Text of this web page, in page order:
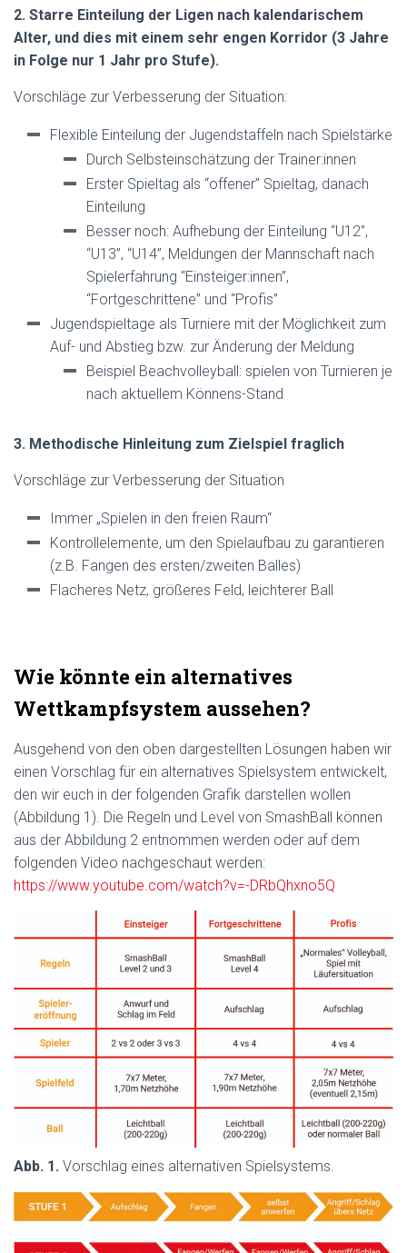
2. Starre Einteilung der Ligen nach kalendarischem
Alter, und dies mit einem sehr engen Korridor (3 Jahre
in Folge nur 1 Jahr pro Stufe).
Vorschläge zur Verbesserung der Situation:
Flexible Einteilung der Jugendstaffeln nach Spielstärke
Durch Selbsteinschätzung der Trainer:innen
Erster Spieltag als “offener” Spieltag, danach
Einteilung
Besser noch: Aufhebung der Einteilung “U12”,
“U13”, “U14”, Meldungen der Mannschaft nach
Spielerfahrung “Einsteiger:innen”,
“Fortgeschrittene” und “Profis”
Jugendspieltage als Turniere mit der Möglichkeit zum
Auf- und Abstieg bzw. zur Änderung der Meldung
Beispiel Beachvolleyball: spielen von Turnieren je
nach aktuellem Könnens-Stand
3. Methodische Hinleitung zum Zielspiel fraglich
Vorschläge zur Verbesserung der Situation
Immer „Spielen in den freien Raum“
Kontrollelemente, um den Spielaufbau zu garantieren
(z.B. Fangen des ersten/zweiten Balles)
Flacheres Netz, größeres Feld, leichterer Ball
Wie könnte ein alternatives
Wettkampfsystem aussehen?
Ausgehend von den oben dargestellten Lösungen haben wir
einen Vorschlag für ein alternatives Spielsystem entwickelt,
den wir euch in der folgenden Grafik darstellen wollen
(Abbildung 1). Die Regeln und Level von SmashBall können
aus der Abbildung 2 entnommen werden oder auf dem
folgenden Video nachgeschaut werden:
https://www.youtube.com/watch?v=-DRbQhxno5Q
Abb. 1. Vorschlag eines alternativen Spielsystems.